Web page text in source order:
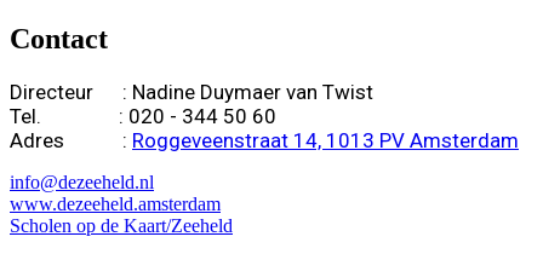
Contact
Directeur : Nadine Duymaer van Twist
Tel. : 020 - 344 50 60
Adres : Roggeveenstraat 14, 1013 PV Amsterdam
info@dezeeheld.nl
www.dezeeheld.amsterdam
Scholen op de Kaart/Zeeheld